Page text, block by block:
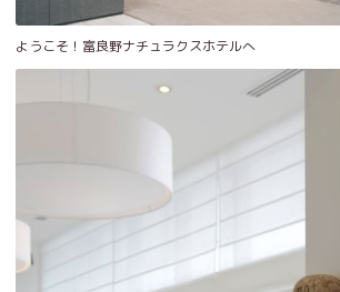
ようこそ！富良野ナチュラクスホテルへ